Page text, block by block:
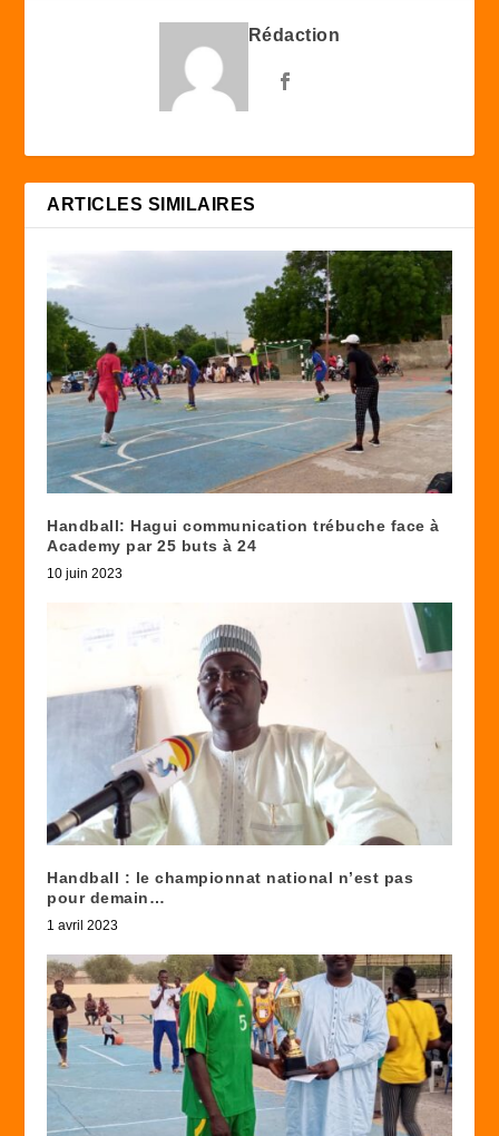
Rédaction
ARTICLES SIMILAIRES
Handball: Hagui communication trébuche face à
Academy par 25 buts à 24
10 juin 2023
Handball : le championnat national n’est pas
pour demain…
1 avril 2023